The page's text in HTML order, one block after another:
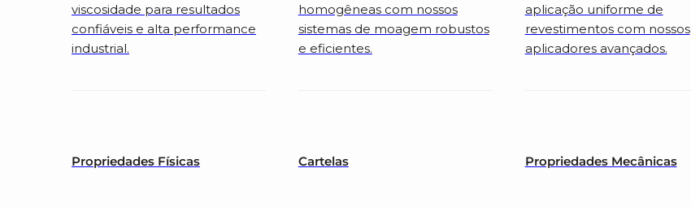
viscosidade para resultados
confiáveis e alta performance
industrial.
homogêneas com nossos
sistemas de moagem robustos
e eficientes.
aplicação uniforme de
revestimentos com nossos
aplicadores avançados.
Propriedades Físicas Cartelas Propriedades Mecânicas